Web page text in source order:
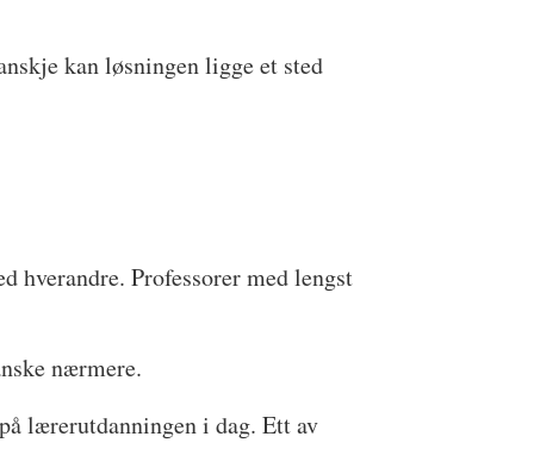
kan løsningen ligge et sted
hverandre. Professorer med lengst
nærmere.
lærerutdanningen i dag. Ett av